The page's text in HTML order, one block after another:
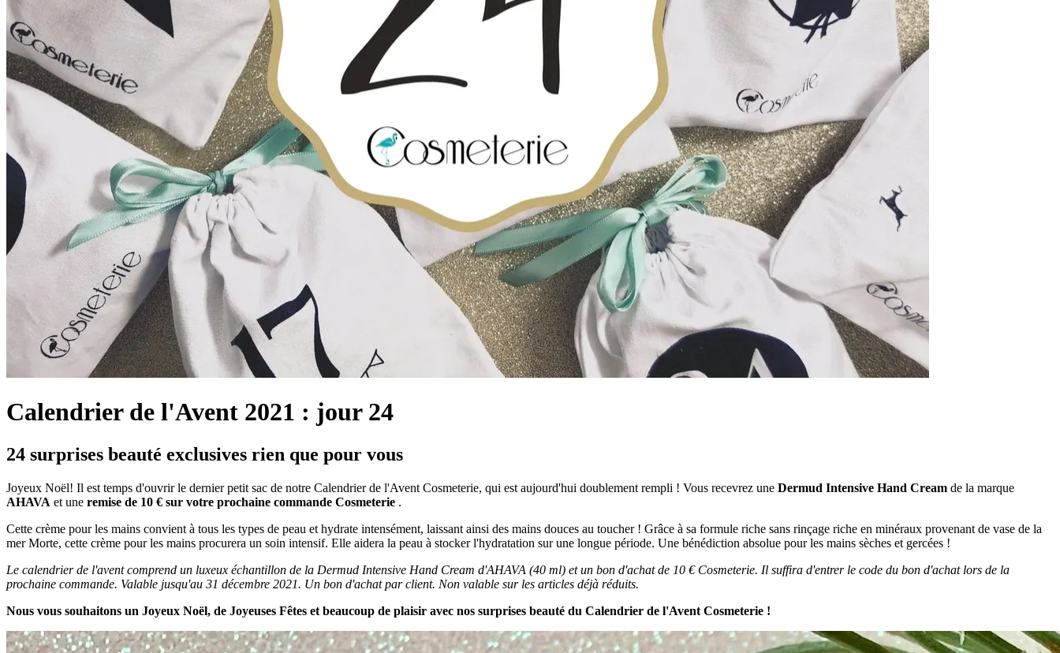
Calendrier de l'Avent 2021 : jour 24
24 surprises beauté exclusives rien que pour vous
Joyeux Noël! Il est temps d'ouvrir le dernier petit sac de notre Calendrier de l'Avent Cosmeterie, qui est aujourd'hui doublement rempli ! Vous recevrez une Dermud Intensive Hand Cream de la marque
AHAVA et une remise de 10 € sur votre prochaine commande Cosmeterie .
Cette crème pour les mains convient à tous les types de peau et hydrate intensément, laissant ainsi des mains douces au toucher ! Grâce à sa formule riche sans rinçage riche en minéraux provenant de vase de la
mer Morte, cette crème pour les mains procurera un soin intensif. Elle aidera la peau à stocker l'hydratation sur une longue période. Une bénédiction absolue pour les mains sèches et gercées !
Le calendrier de l'avent comprend un luxeux échantillon de la Dermud Intensive Hand Cream d'AHAVA (40 ml) et un bon d'achat de 10 € Cosmeterie. Il suffira d'entrer le code du bon d'achat lors de la
prochaine commande. Valable jusqu'au 31 décembre 2021. Un bon d'achat par client. Non valable sur les articles déjà réduits.
Nous vous souhaitons un Joyeux Noël, de Joyeuses Fêtes et beaucoup de plaisir avec nos surprises beauté du Calendrier de l'Avent Cosmeterie !